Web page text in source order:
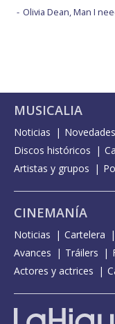
Olivia Dean, Man I
MUSICALIA
Noticias Novedades
Discos históricos
Artistas y grupos
CINEMANÍA
Noticias Cartelera
Avances
Tráilers
Actores y actrices